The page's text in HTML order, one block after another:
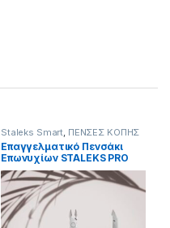
Staleks Smart ΠΕΝΣΕΣ KOΠΗΣ
Επαγγελματικό Πενσάκι
Επωνυχίων STALEKS PRO
SMART 10 – 7 mm